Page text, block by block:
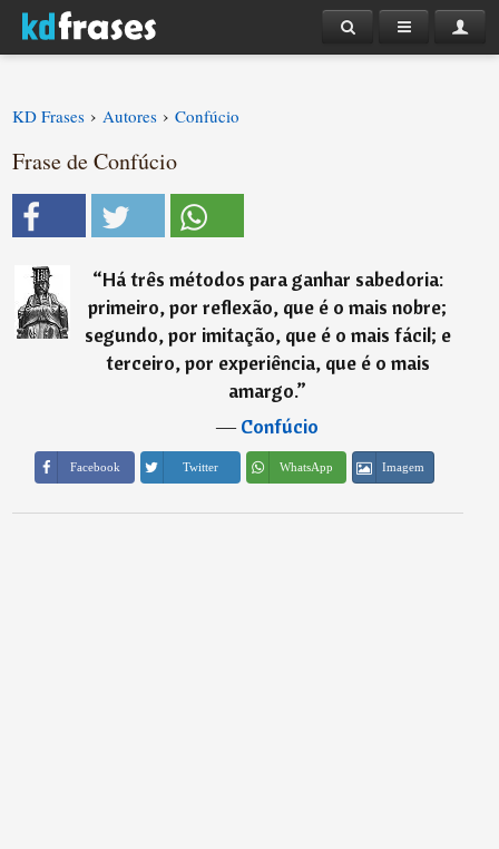
KD Frases › Autores › Confúcio
Frase de Confúcio
“Há três métodos para ganhar sabedoria:
primeiro, por reflexão, que é o mais nobre;
segundo, por imitação, que é o mais fácil; e
terceiro, por experiência, que é o mais
amargo.”
―Confúcio
Facebook Twitter WhatsApp Imagem